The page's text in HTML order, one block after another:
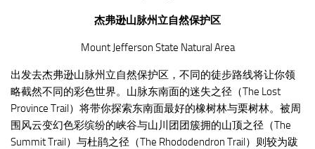
杰弗逊山脉州立自然保护区
Mount Jefferson State Natural Area
出发去杰弗逊山脉州立自然保护区，不同的徒步路线将让你领
略截然不同的彩色世界。山脉东南面的迷失之径（The Lost
Province Trail）将带你探索东南面最好的橡树林与栗树林。被周
围风云变幻色彩缤纷的峡谷与山川团团簇拥的山顶之径（The
Summit Trail）与杜鹃之径（The Rhododendron Trail）则较为跋